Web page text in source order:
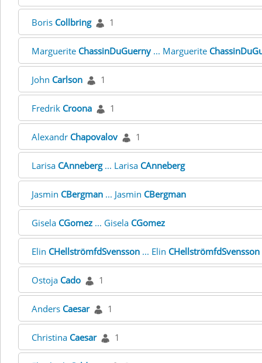
Boris Collbring 1
Marguerite ChassinDuGuerny... Marguerite
John Carlson 1
Fredrik Croona 1
Alexandr Chapovalov 1
Larisa CAnneberg... Larisa CAnneberg
Jasmin CBergman ... Jasmin CBergman
Gisela CGomez ... Gisela CGomez
Elin CHellströmfdSvensson ... Elin CHellströmfdSvensson
Ostoja Cado 1
Anders Caesar 1
Christina Caesar 1